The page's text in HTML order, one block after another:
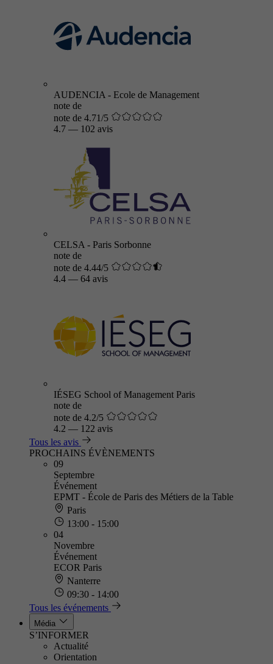
AUDENCIA - Ecole de Management
note de
note de 4.71/5
4.7 — 102 avis
CELSA - Paris Sorbonne
note de
note de 4.44/5
4.4 — 64 avis
IÉSEG School of Management Paris
note de
note de 4.2/5
4.2 — 122 avis
Tous les avis
PROCHAINS ÉVÈNEMENTS
09
Septembre
Événement
EPMT - École de Paris des Métiers de la Table
Paris
13:00 - 15:00
04
Novembre
Événement
ECOR Paris
Nanterre
09:30 - 14:00
Tous les événements
Média
S’INFORMER
Actualité
Orientation